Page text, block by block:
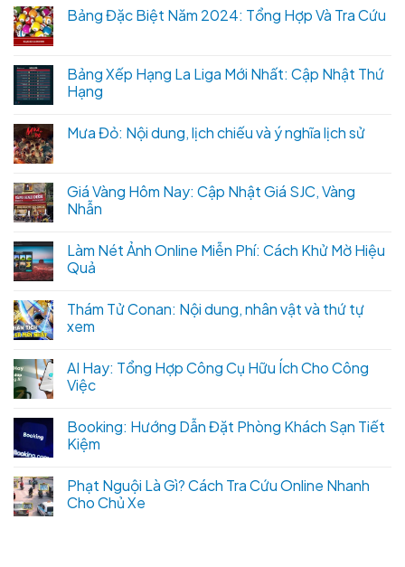
Bảng Đặc Biệt Năm 2024: Tổng Hợp Và Tra Cứu
Bảng Xếp Hạng La Liga Mới Nhất: Cập Nhật Thứ
Hạng
Mưa Đỏ: Nội dung, lịch chiếu và ý nghĩa lịch sử
Giá Vàng Hôm Nay: Cập Nhật Giá SJC, Vàng
Nhẫn
Làm Nét Ảnh Online Miễn Phí: Cách Khử Mờ Hiệu
Quả
Thám Tử Conan: Nội dung, nhân vật và thứ tự
xem
AI Hay: Tổng Hợp Công Cụ Hữu Ích Cho Công
Việc
Booking: Hướng Dẫn Đặt Phòng Khách Sạn Tiết
Kiệm
Phạt Nguội Là Gì? Cách Tra Cứu Online Nhanh
Cho Chủ Xe